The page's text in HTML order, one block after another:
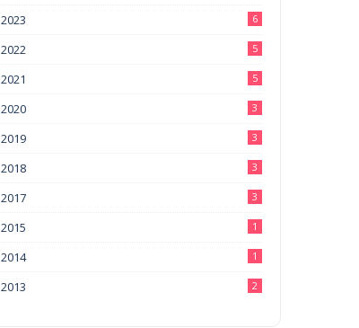
2023 6
2022 5
2021 5
2020 3
2019 3
2018 3
2017 3
2015 1
2014 1
2013 2